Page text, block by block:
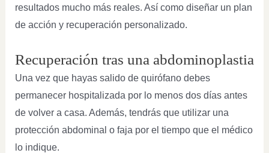
resultados mucho más reales. Así como diseñar un plan
de acción y recuperación personalizado.
Recuperación tras una abdominoplastia
Una vez que hayas salido de quirófano debes
permanecer hospitalizada por lo menos dos días antes
de volver a casa. Además, tendrás que utilizar una
protección abdominal o faja por el tiempo que el médico
lo indique.